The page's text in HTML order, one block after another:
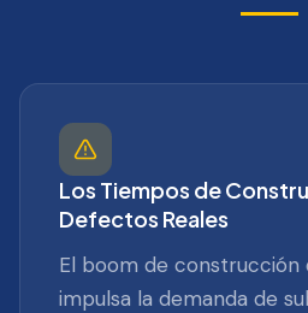
Los Tiempos de
Defectos Reales
El boom de construcción
impulsa la demanda de